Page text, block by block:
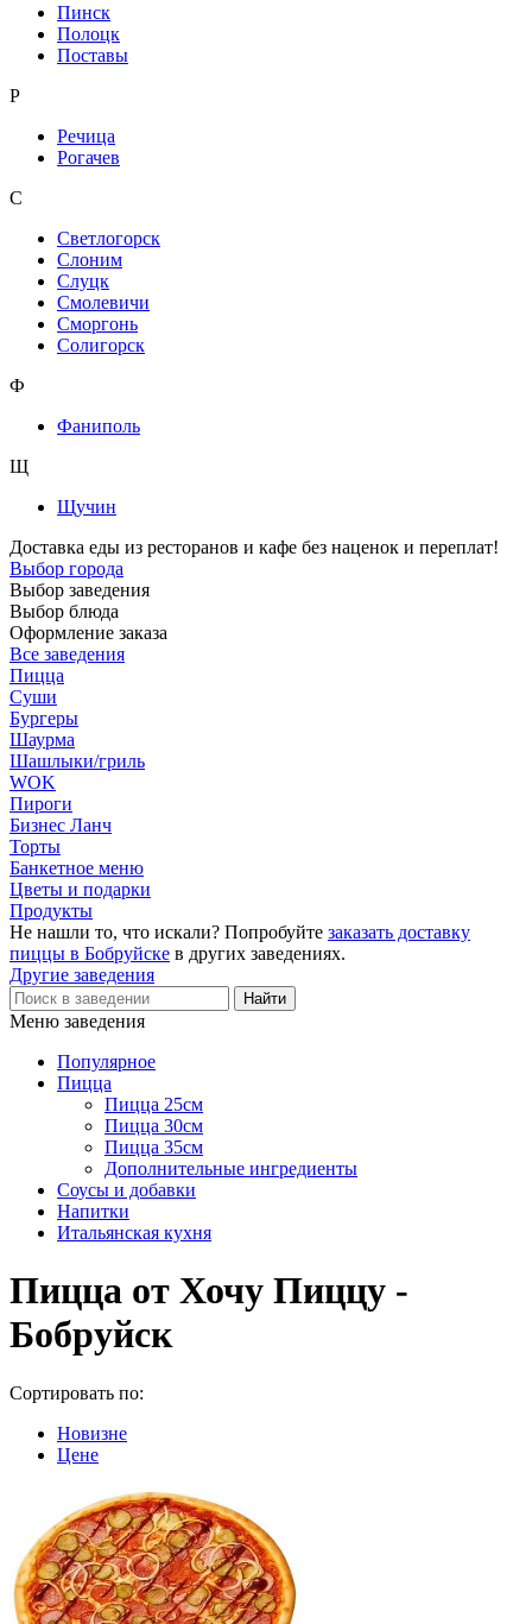
Пинск
Полоцк
Поставы
Р
Речица
Рогачев
С
Светлогорск
Слоним
Слуцк
Смолевичи
Сморгонь
Солигорск
Ф
Фаниполь
Щ
Щучин
Доставка еды из ресторанов и кафе без наценок и переплат!
Выбор города
Выбор заведения
Выбор блюда
Оформление заказа
Все заведения
Пицца
Суши
Бургеры
Шаурма
Шашлыки/гриль
WOK
Пироги
Бизнес Ланч
Торты
Банкетное меню
Цветы и подарки
Продукты
Не нашли то, что искали? Попробуйте заказать доставку
пиццы в Бобруйске в других заведениях.
Другие заведения
Меню заведения
Популярное
Пицца
Пицца 25см
Пицца 30см
Пицца 35см
Дополнительные ингредиенты
Соусы и добавки
Напитки
Итальянская кухня
Пицца от Хочу Пиццу -
Бобруйск
Сортировать по:
Новизне
Цене